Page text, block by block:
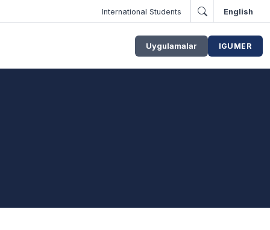
International Students English
Uygulamalar IGUMER